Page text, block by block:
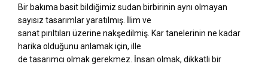
Bir bakıma basit bildiğimiz sudan birbirinin aynı olmayan
sayısız tasarımlar yaratılmış. İlim ve
sanat pırıltıları üzerine nakşedilmiş. Kar tanelerinin ne kadar
harika olduğunu anlamak için, ille
de tasarımcı olmak gerekmez. İnsan olmak, dikkatli bir